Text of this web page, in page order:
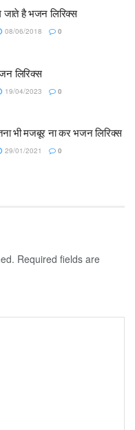
जाते है भजन लिरिक्स
08/06/2018 0
लिरिक्स
19/04/2023 0
भी मजबूर ना कर भजन लिरिक्स
29/01/2021 0
Required fields are